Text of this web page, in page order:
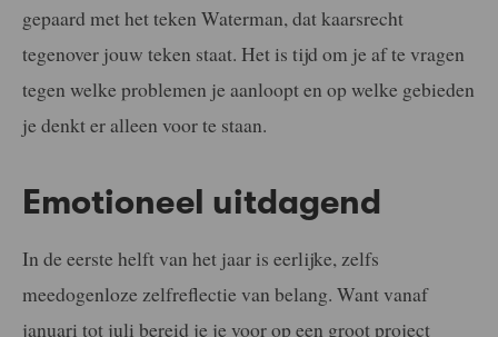
gepaard met het teken Waterman, dat kaarsrecht
tegenover jouw teken staat. Het is tijd om je af te vragen
tegen welke problemen je aanloopt en op welke gebieden
je denkt er alleen voor te staan.
Emotioneel uitdagend
In de eerste helft van het jaar is eerlijke, zelfs
meedogenloze zelfreflectie van belang. Want vanaf
januari tot juli bereid je je voor op een groot project